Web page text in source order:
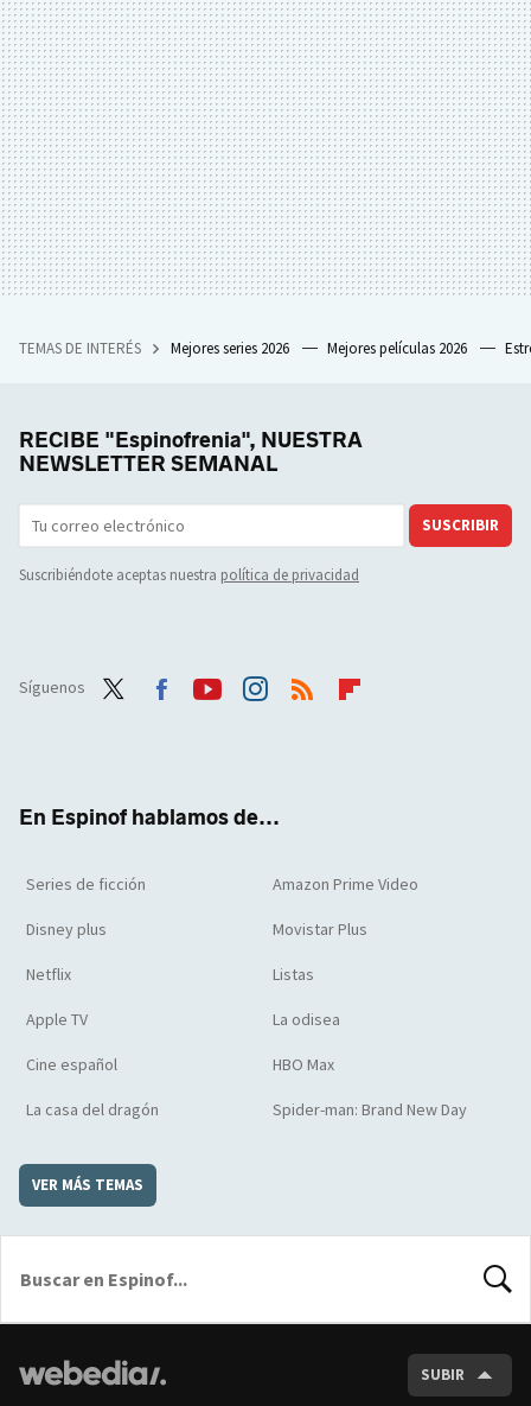
TEMAS DE INTERÉS Mejores series 2026 Mejores películas 2026
RECIBE "Espinofrenia", NUESTRA
NEWSLETTER SEMANAL
SUSCRIBIR
Suscribiéndote aceptas nuestra política de privacidad
Síguenos
En Espinof hablamos de...
Series de ficción Amazon Prime Video
Disney plus Movistar Plus
Netflix Listas
Apple TV La odisea
Cine español HBO Max
La casa del dragón Spider-man: Brand New Day
VER MÁS TEMAS
SUBIR